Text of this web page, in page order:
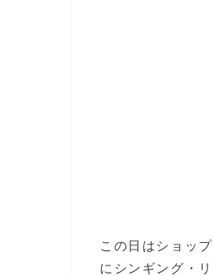
この日はショッ
にシンギング・